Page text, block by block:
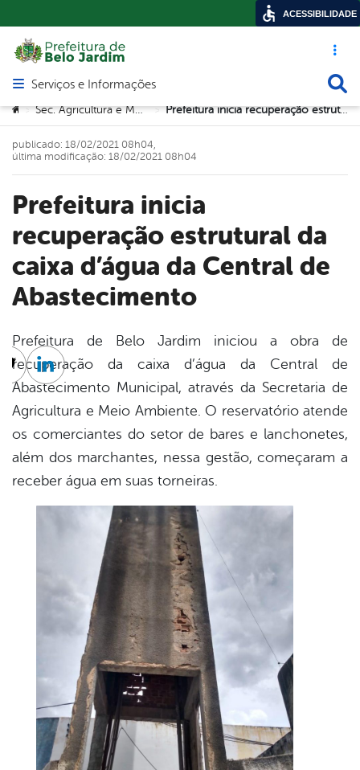
Acesso
Abrir menu principal de navegação
Serviços e Informações
Você está aqui:
> Sec. Agricultura e Meio Ambiente > Prefeitura inicia recuperação estrutural da caixa d’água da Central de Abastecimento
Prefeitura inicia
recuperação estrutural da
caixa d’água da Central de
Abastecimento
publicado: 18/02/2021 08h04,
última modificação: 18/02/2021 08h04
Prefeitura de Belo Jardim iniciou a obra de
recuperação da caixa d’água da Central de
Abastecimento Municipal, através da Secretaria de
Agricultura e Meio Ambiente. O reservatório atende
os comerciantes do setor de bares e lanchonetes,
além dos marchantes, nessa gestão, começaram a
receber água em suas torneiras.
Twitter
Linkedin
ACESSIBILIDADE